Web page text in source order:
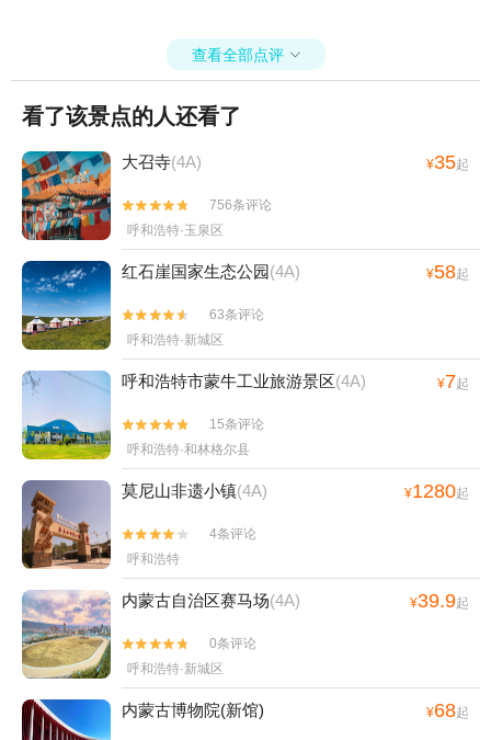
查看全部点评 
看了该景点的人还看了
大召寺(4A) ¥35起


756条评论
呼和浩特·玉泉区
红石崖国家生态公园(4A) ¥58起


63条评论
呼和浩特·新城区
呼和浩特市蒙牛工业旅游景区(4A) ¥7起


15条评论
呼和浩特·和林格尔县
莫尼山非遗小镇(4A) ¥1280起


4条评论
呼和浩特
内蒙古自治区赛马场(4A) ¥39.9起


0条评论
呼和浩特·新城区
内蒙古博物院(新馆) ¥68起